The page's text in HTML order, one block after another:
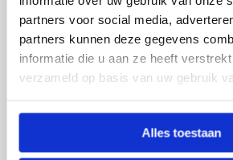
partners voor social media,
partners kunnen deze gegevens
informatie die u aan ze heeft
verzameld op basis van uw gebruik
Alles toestaan
Duurzaam en onslijtbaar
Voor onderweg, werk en
Houdt dranken 6 uur warm of 8
Past in de meeste
Specificaties: